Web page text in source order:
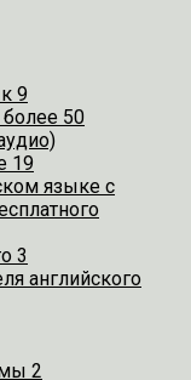
50
языке с
английского